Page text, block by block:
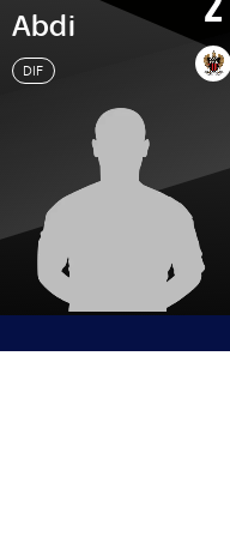
Abdi
DIF